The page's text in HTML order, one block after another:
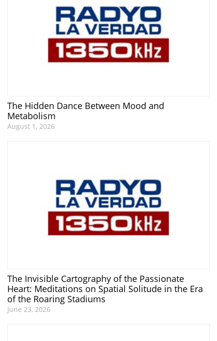
The Hidden Dance Between Mood and
Metabolism
August 1, 2026
The Invisible Cartography of the Passionate
Heart: Meditations on Spatial Solitude in the Era
of the Roaring Stadiums
June 23, 2026